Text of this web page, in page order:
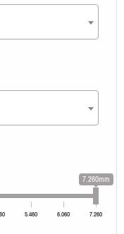
7.260mm
5.460 6.060 7.260